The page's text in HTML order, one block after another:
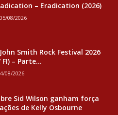
– Eradication (2026)
05/08/2026
Smith Rock Festival 2026
– Parte...
08/2026
Sid Wilson ganham força
de Kelly Osbourne